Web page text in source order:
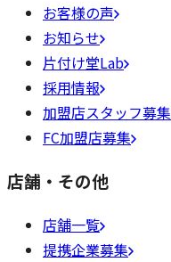
お客様の声
お知らせ
片付け堂Lab
採用情報
加盟店スタッフ募集
FC加盟店募集
店舗・その他
店舗一覧
提携企業募集